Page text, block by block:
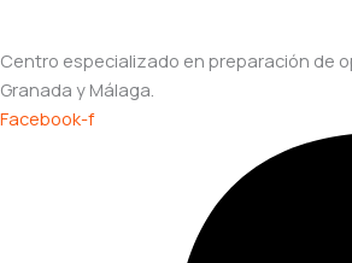
Centro especializado en preparación de
Granada y Málaga.
Facebook-f